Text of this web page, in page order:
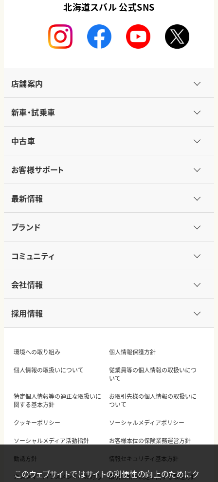
北海道スバル 公式SNS
店舗案内
新車・試乗車
中古車
お客様サポート
最新情報
ブランド
コミュニティ
会社情報
採用情報
環境への取り組み 個人情報保護方針
個人情報の取扱いについて
従業員等の個人情報の取扱いにつ
いて
特定個人情報等の適正な取扱いに
関する基本方針
お取引先様の個人情報の取扱いに
ついて
クッキーポリシー ソーシャルメディアポリシー
ソーシャルメディア活動指針 お客様本位の保険業務運営方針
勧誘方針 情報セキュリティ基本方針
カスタマーハラスメントへの対応
取引価格の決定に関する取組方針
このウェブサイトではサイトの利便性の向上のためにク